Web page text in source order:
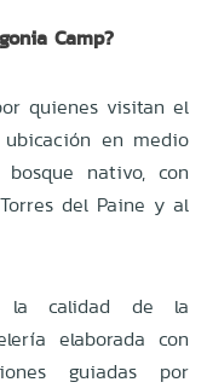
Camp?
quienes visitan el
en medio
nativo, con
del Paine y al
la calidad de la
elaborada con
guiadas por